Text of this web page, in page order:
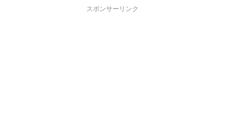
スポンサーリンク